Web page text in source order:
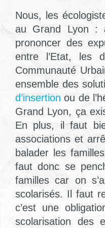
Nous, les
au Grand Lyon :
prononcer des
entre l’Etat, les
Communauté
ensemble des
d’insertion ou de
Grand Lyon, ça
En plus, il faut
associations et
balader les
faut donc se
familles car on
scolarisés. Il faut
c’est une
scolarisation des